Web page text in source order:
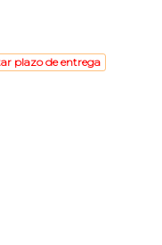
plazo de entrega